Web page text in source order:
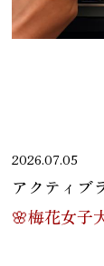
2026.07.05
アクティブ
🌸梅花女